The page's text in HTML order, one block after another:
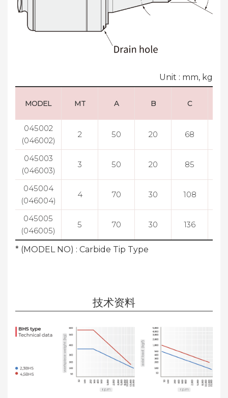
Unit : mm, kg
MODEL MT A B C
045002
(046002)
2 50 20 68
045003
(046003)
3 50 20 85
045004
(046004)
4 70 30 108
045005
(046005)
5 70 30 136
* (MODEL NO) : Carbide Tip Type
技术资料